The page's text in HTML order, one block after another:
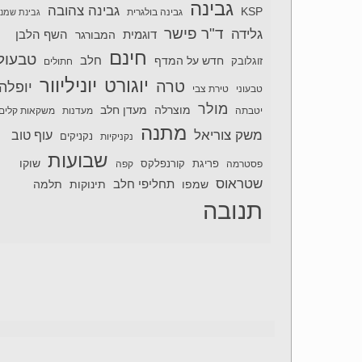
KSP גבינה גבינה בולגרית גבינה צהובה גבינת
גלידה ד"ר פישר דוגמית המבורגר השף הלבן
זוגלובק חדש על המדף חינם חלב חתולים
טבעוני טירת צבי טרה יוגורט יוניליוור
יטבתה מולר מוצרלה מעדן חלב מעדנות משקאות
משק צוריאל מתנה נקניקיות נקניקים עוף טוב
פסטרמה פריגת קורנפלקס קפה שבועות שוקו
שטראוס שמפו תחליפי חלב תינוקות תלמה
תנובה